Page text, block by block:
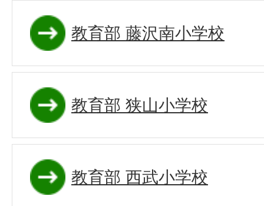
教育部 藤沢南小学校
教育部 狭山小学校
教育部 西武小学校